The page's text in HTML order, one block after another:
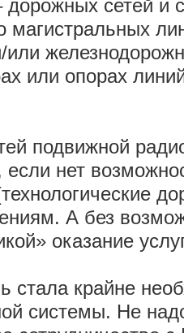
сетей и
магистральных
или опорах
подвижной
если нет
А без
оказание
стала крайне
системы. Не